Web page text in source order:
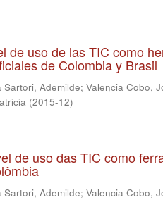
de uso de las TIC como
de Colombia y Brasil
Sartori, Ademilde; Valencia Cobo,
(2015-12)
de uso das TIC como
Sartori, Ademilde; Valencia Cobo,